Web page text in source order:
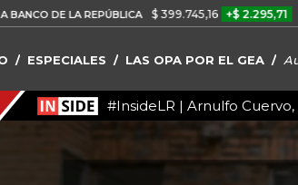
LA REPÚBLICA $ 399.745,16 +$ 2.295,71 +0,58%
ESPECIALES LAS OPA POR EL GEA
#InsideLR | Arnulfo